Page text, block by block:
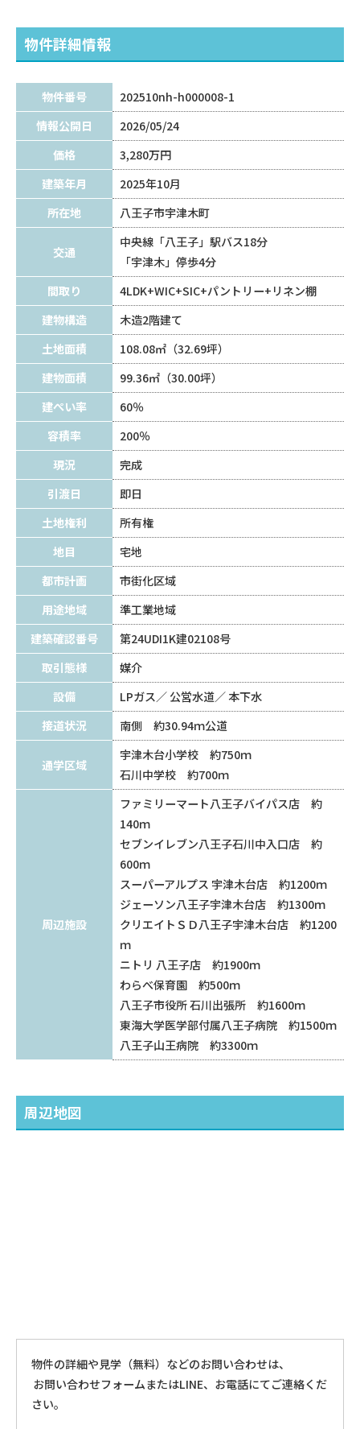
物件詳細情報
物件番号
202510nh-h000008-1
情報公開日
2026/05/24
価格
3,280万円
建築年月
2025年10月
所在地
八王子市宇津木町
交通
中央線「八王子」駅バス18分
「宇津木」停歩4分
間取り
4LDK+WIC+SIC+パントリー+リネン棚
建物構造
木造2階建て
土地面積
108.08㎡（32.69坪）
建物面積
99.36㎡（30.00坪）
建ぺい率
60％
容積率
200％
現況
完成
引渡日
即日
土地権利
所有権
地目
宅地
都市計画
市街化区域
用途地域
準工業地域
建築確認番号
第24UDI1K建02108号
取引態様
媒介
設備
LPガス 公営水道
本下水
接道状況
南側 約30.94ｍ公道
通学区域
宇津木台小学校 約750ｍ
石川中学校 約700ｍ
周辺施設
ファミリーマート八王子バイパス店 約
140ｍ
セブンイレブン八王子石川中入口店 約
600ｍ
スーパーアルプス 宇津木台店 約1200ｍ
ジェーソン八王子宇津木台店 約1300ｍ
クリエイトＳＤ八王子宇津木台店 約1200
ｍ
ニトリ 八王子店 約1900ｍ
わらべ保育園 約500ｍ
八王子市役所 石川出張所 約1600ｍ
東海大学医学部付属八王子病院 約1500ｍ
八王子山王病院 約3300ｍ
周辺地図
物件の詳細や見学（無料）などのお問い合わせは、
お問い合わせフォームまたはLINE、お電話にてご連絡くだ
さい。